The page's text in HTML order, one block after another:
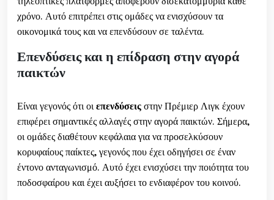
χρόνο. Αυτό επιτρέπει στις ομάδες να ενισχύσουν τα
οικονομικά τους και να επενδύσουν σε ταλέντα.
Επενδύσεις και η επίδραση στην αγορά
παικτών
Είναι γεγονός ότι οι επενδύσειςστην Πρέμιερ Λιγκ έχουν
επιφέρει σημαντικές αλλαγές στην αγορά παικτών. Σήμερα,
οι ομάδες διαθέτουν κεφάλαια για να προσελκύσουν
κορυφαίους παίκτες, γεγονός που έχει οδηγήσει σε έναν
έντονο ανταγωνισμό. Αυτό έχει ενισχύσει την ποιότητα του
ποδοσφαίρου και έχει αυξήσει το ενδιαφέρον του κοινού.